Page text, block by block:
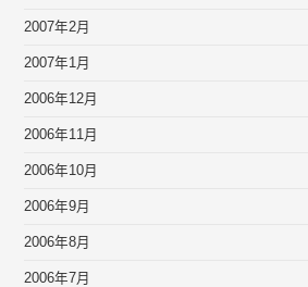
2007年2月
2007年1月
2006年12月
2006年11月
2006年10月
2006年9月
2006年8月
2006年7月